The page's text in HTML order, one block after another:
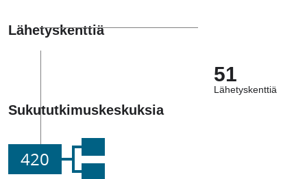
Lähetyskenttiä
51
Lähetyskenttiä
Sukututkimuskeskuksia
420